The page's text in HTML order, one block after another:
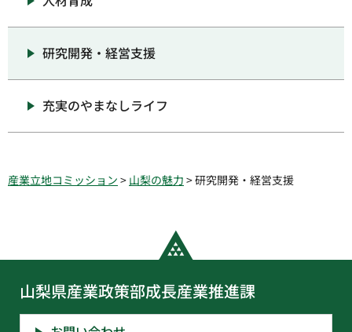
研究開発・経営支援
充実のやまなしライフ
産業立地コミッション > 山梨の魅力 > 研究開発・経営支援
ペー
ジの
へ戻
る
山梨県産業政策部成長産業推進課